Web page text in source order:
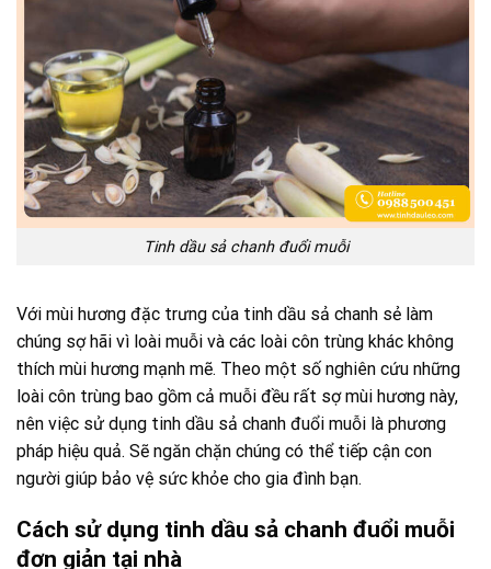
Tinh dầu sả chanh đuổi muỗi
Với mùi hương đặc trưng của tinh dầu sả chanh sẻ làm
chúng sợ hãi vì loài muỗi và các loài côn trùng khác không
thích mùi hương mạnh mẽ. Theo một số nghiên cứu những
loài côn trùng bao gồm cả muỗi đều rất sợ mùi hương này,
nên việc sử dụng tinh dầu sả chanh đuổi muỗi là phương
pháp hiệu quả. Sẽ ngăn chặn chúng có thể tiếp cận con
người giúp bảo vệ sức khỏe cho gia đình bạn.
Cách sử dụng tinh dầu sả chanh đuổi muỗi
đơn giản tại nhà